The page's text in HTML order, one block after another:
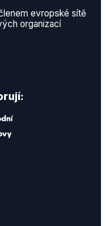
evropské sítě
organizací